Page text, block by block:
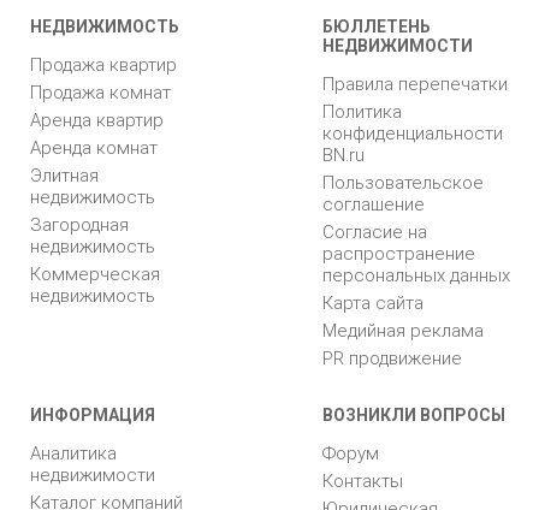
НЕДВИЖИМОСТЬ
Продажа квартир
Продажа комнат
Аренда квартир
Аренда комнат
Элитная
недвижимость
Загородная
недвижимость
Коммерческая
недвижимость
БЮЛЛЕТЕНЬ
НЕДВИЖИМОСТИ
Правила перепечатки
Политика
конфиденциальности
BN.ru
Пользовательское
соглашение
Согласие на
распространение
персональных данных
Карта сайта
Медийная реклама
PR продвижение
ИНФОРМАЦИЯ
Аналитика
недвижимости
Каталог компаний
ВОЗНИКЛИ ВОПРОСЫ
Форум
Контакты